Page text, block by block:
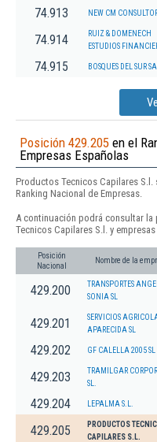
74.913 NEW CM
74.914
RUIZ & DOMENECH
ESTUDIOS
74.915 BOSQUES DEL SUR SA
Posición 429.205 en el
Empresas Españolas
Productos Tecnicos Capilares S.l.
Ranking Nacional de Empresas.
A continuación podrá consultar
Tecnicos Capilares S.l. y
Posición
Nacional
Nombre de la
429.200
TRANSPORTES
SONIA SL
429.201
SERVICIOS
APARECIDA SL
429.202 GF CALELLA 2005 SL
429.203
TRAMILGAR
SL.
429.204 LEPALMA S.L.
429.205
PRODUCTOS
CAPILARES S.L.